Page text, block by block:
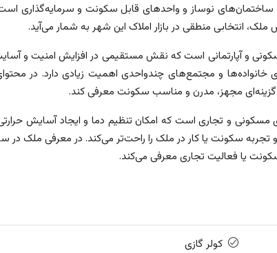
نوساز و واحدهای قابل سکونت و سرمایه‌گذاری است
انتخابی منطقی در بازار املاک این شهر به شمار می‌آید.
و آپارتمانی است که نقش مستقیمی در افزایش امنیت و
خانواده‌ها و مجتمع‌های چندواحدی اهمیت زیادی دارد. در
گزینه‌ای مجهز، مدرن و مناسب سکونت معرفی کند.
مسکونی و تجاری است که امکان تنظیم دما و ایجاد آسایش
سکونت یا کار در ملک را راحت‌تر می‌کند. در معرفی ملک در
یا فعالیت تجاری معرفی می‌کند.
کولر گازی